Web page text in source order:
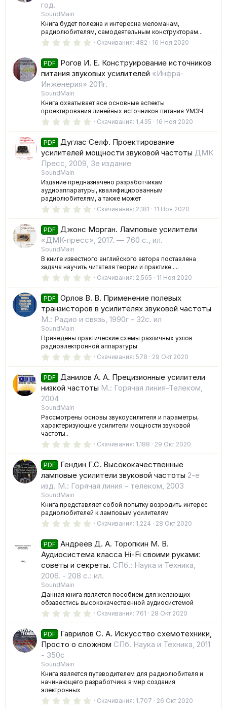
год.
SoundMain
Книга будет полезна и интересна меломанам,
радиолюбителям, самодеятельным конструкторам...
0
0
з
в
ё
Скачивания 482 16 Ноя 2020
PDF
Рогов И. Е. Конструирование источников
питания звуковых усилителей «Инфра-
Инженерия» 2011г.
SoundMain
Книга охватывает все основные аспекты
проектирования линейных источников питания УМЗЧ
0
0
з
в
ё
Скачивания 1,435 16 Ноя 2020
PDF
Дуглас Селф. Проектирование
усилителей мощности звуковой частоты ДМК
Пресс, 2009, 3е издание
SoundMain
Издание предназначено разработчикам
аудиоаппаратуры, квалифицированным
радиолюбителям, а также может
0
0
з
в
з
д
Скачивания 2,181 11 Ноя 2020
PDF
Джонс Морган. Ламповые усилители
«ДМК-пресс», 2017. — 760 с., ил.
SoundMain
В книге известного английского автора поставлена
задача научить читателя теории и практике.....
0
0
з
в
ё
Скачивания 2,565 11 Ноя 2020
PDF
Орлов В. В. Применение полевых
транзисторов в усилителях звуковой частоты
М.: Радио и связь, 1990г - 32с. ил
SoundMain
Приведены практические схемы различных узлов
радиоэлектронной аппаратуры
0
0
з
в
Скачивания 578 29 Окт 2020
PDF
Данилов А. А. Прецизионные усилители
низкой частоты М.: Горячая линия-Телеком,
2004
SoundMain
Рассмотрены основы звукоусилителя и параметры,
характеризующие усилители мощности звуковой
частоты..
0
0
з
в
ё
Скачивания 1,188 29 Окт 2020
PDF
Гендин Г.С. Высококачественные
ламповые усилители звуковой частоты 2-е
изд. М.: Горячая линия - телеком, 2003
SoundMain
Книга представляет собой попытку возродить интерес
радиолюбителей к ламповым усилителям
0
0
з
в
ё
з
д
Скачивания 1,224 28 Окт 2020
PDF
Андреев Д. A. Торопкин M. B.
Аудиосистема класса Hi-Fi своими руками:
советы и секреты. СПб.: Наука и Техника,
2006. - 208 с.: ил.
SoundMain
Данная книга является пособием для желающих
обзавестись высококачественной аудиосистемой
0
0
з
в
Скачивания 761 28 Окт 2020
PDF
Гаврилов С. А. Искусство схемотехники,
Просто о сложном СПб. Наука и Техника, 2011
- 350с
SoundMain
Книга является путеводителем для радиолюбителя и
начинающего разработчика в мир создания
электронных
0 Скачивания 1,707 26 Окт 2020